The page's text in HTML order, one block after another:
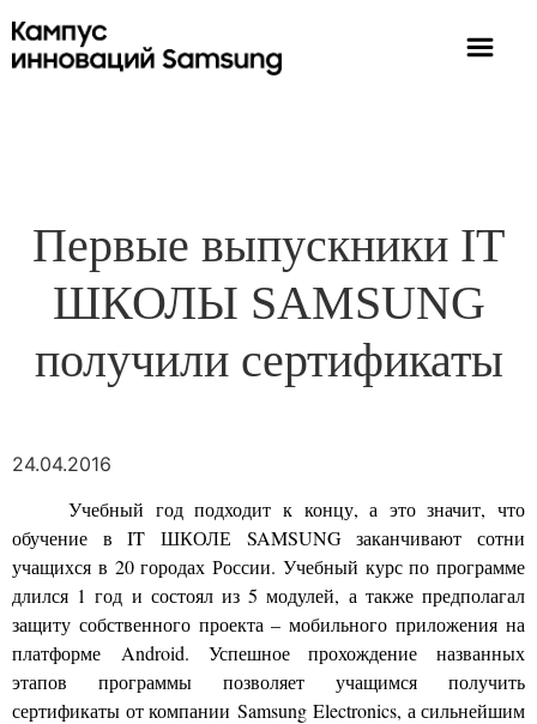
Первые выпускники IT
ШКОЛЫ SAMSUNG
получили сертификаты
24.04.2016
Учебный год подходит к концу, а это значит, что
обучение вIT ШКОЛЕ SAMSUNG
заканчивают сотни
учащихся в 20 городах России. Учебный курс по программе
длился 1 год и состоял из 5 модулей, а также предполагал
защиту собственного проекта – мобильного приложения на
платформе Android. Успешное прохождение названных
этапов программы позволяет учащимся получить
сертификаты от компании Samsung Electronics, а сильнейшим